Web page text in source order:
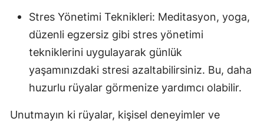
Stres Yönetimi Teknikleri: Meditasyon, yoga,
düzenli egzersiz gibi stres yönetimi
tekniklerini uygulayarak günlük
yaşamınızdaki stresi azaltabilirsiniz. Bu, daha
huzurlu rüyalar görmenize yardımcı olabilir.
Unutmayın ki rüyalar, kişisel deneyimler ve